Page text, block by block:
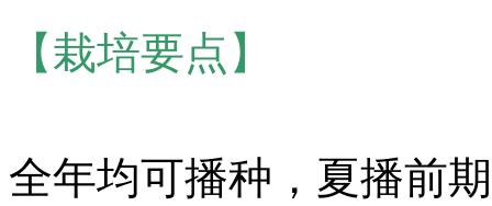
【栽培要点】
全年均可播种，夏播前